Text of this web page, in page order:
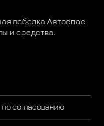
лебедка Автоспас
и средства.
по согласованию